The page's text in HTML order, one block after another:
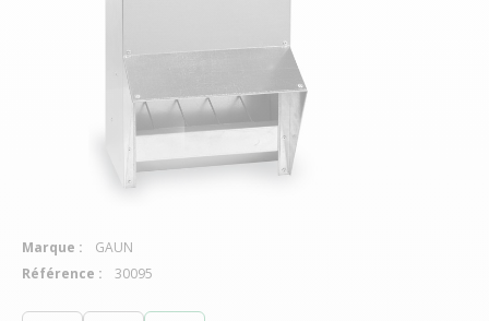
Marque :
GAUN
Référence :
30095